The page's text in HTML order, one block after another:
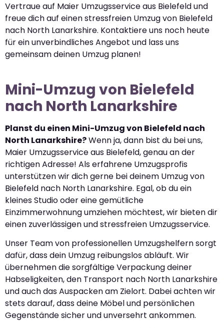
Vertraue auf Maier Umzugsservice aus Bielefeld und
freue dich auf einen stressfreien Umzug von Bielefeld
nach North Lanarkshire. Kontaktiere uns noch heute
für ein unverbindliches Angebot und lass uns
gemeinsam deinen Umzug planen!
Mini-Umzug von Bielefeld
nach North Lanarkshire
Planst du einen Mini-Umzug von Bielefeld nach
North Lanarkshire?Wenn ja, dann bist du bei uns,
Maier Umzugsservice aus Bielefeld, genau an der
richtigen Adresse! Als erfahrene Umzugsprofis
unterstützen wir dich gerne bei deinem Umzug von
Bielefeld nach North Lanarkshire. Egal, ob du ein
kleines Studio oder eine gemütliche
Einzimmerwohnung umziehen möchtest, wir bieten dir
einen zuverlässigen und stressfreien Umzugsservice.
Unser Team von professionellen Umzugshelfern sorgt
dafür, dass dein Umzug reibungslos abläuft. Wir
übernehmen die sorgfältige Verpackung deiner
Habseligkeiten, den Transport nach North Lanarkshire
und auch das Auspacken am Zielort. Dabei achten wir
stets darauf, dass deine Möbel und persönlichen
Gegenstände sicher und unversehrt ankommen.